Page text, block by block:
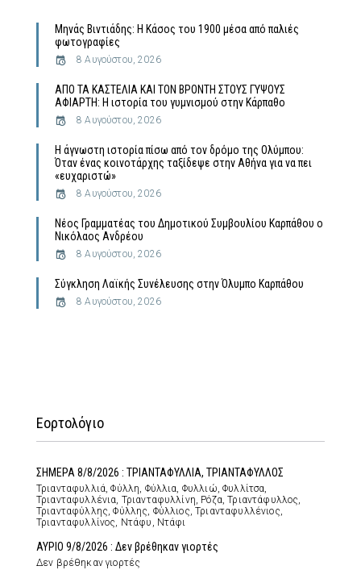
Μηνάς Βιντιάδης: Η Κάσος του 1900 μέσα από παλιές
φωτογραφίες
8 Αυγούστου, 2026
ΑΠΟ ΤΑ ΚΑΣΤΕΛΙΑ ΚΑΙ ΤΟΝ ΒΡΟΝΤΗ ΣΤΟΥΣ ΓΥΨΟΥΣ
ΑΦΙΑΡΤΗ: Η ιστορία του γυμνισμού στην Κάρπαθο
8 Αυγούστου, 2026
Η άγνωστη ιστορία πίσω από τον δρόμο της Ολύμπου:
Όταν ένας κοινοτάρχης ταξίδεψε στην Αθήνα για να πει
«ευχαριστώ»
8 Αυγούστου, 2026
Νέος Γραμματέας του Δημοτικού Συμβουλίου Καρπάθου ο
Νικόλαος Ανδρέου
8 Αυγούστου, 2026
Σύγκληση Λαϊκής Συνέλευσης στην Όλυμπο Καρπάθου
8 Αυγούστου, 2026
Εορτολόγιο
ΣΗΜΕΡΑ 8/8/2026 : ΤΡΙΑΝΤΑΦΥΛΛΙΑ, ΤΡΙΑΝΤΑΦΥΛΛΟΣ
Τριανταφυλλιά, Φύλλη, Φύλλια, Φυλλιώ, Φυλλίτσα,
Τριανταφυλλένια, Τριανταφυλλίνη, Ρόζα, Τριαντάφυλλος,
Τριανταφύλλης, Φύλλης, Φύλλιος, Τριανταφυλλένιος,
Τριανταφυλλίνος, Ντάφυ, Ντάφι
ΑΥΡΙΟ 9/8/2026 : Δεν βρέθηκαν γιορτές
Δεν βρέθηκαν γιορτές